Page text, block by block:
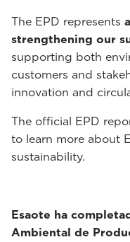
The EPD represents
strengthening our
supporting both
customers and
innovation and
The official EPD
to learn more about
sustainability.
Esaote ha
Ambiental de